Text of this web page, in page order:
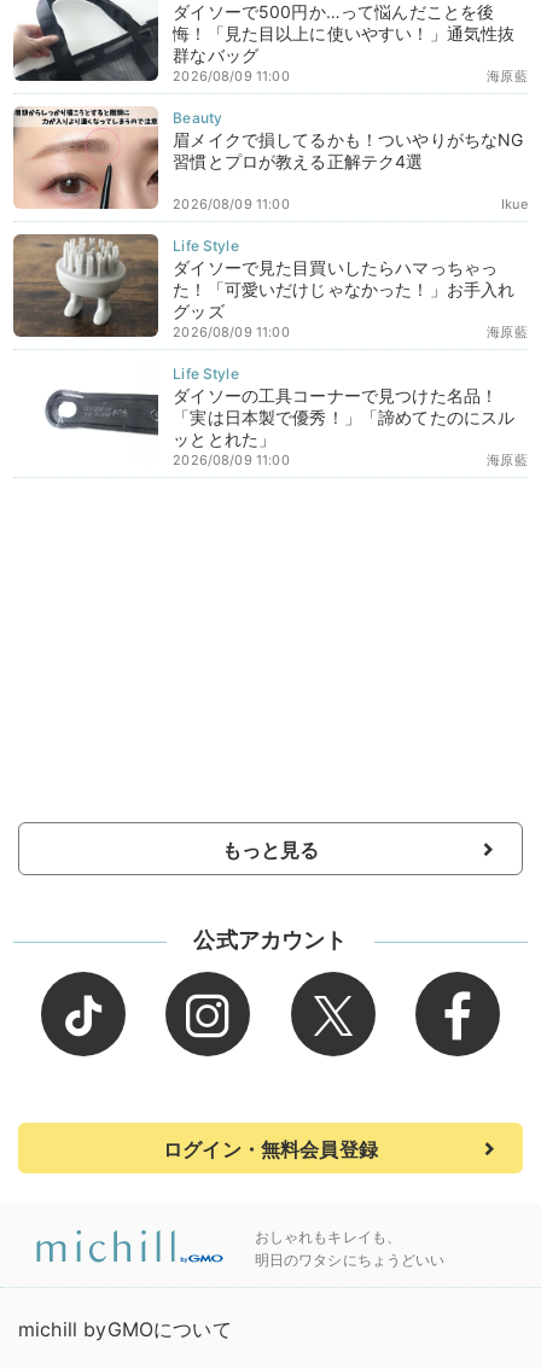
ダイソーで500円か…って悩んだことを後
悔！「見た目以上に使いやすい！」通気性抜
群なバッグ
海原藍
2026/08/09 11:00
眉メイクで損してるかも！ついやりがちなNG
習慣とプロが教える正解テク4選
Ikue
2026/08/09 11:00
ダイソーで見た目買いしたらハマっちゃっ
た！「可愛いだけじゃなかった！」お手入れ
グッズ
海原藍
2026/08/09 11:00
ダイソーの工具コーナーで見つけた名品！
「実は日本製で優秀！」「諦めてたのにスル
ッととれた」
海原藍
2026/08/09 11:00
もっと見る
公式アカウント
ログイン・無料会員登録
おしゃれもキレイも、
明日のワタシにちょうどいい
michill byGMOについて